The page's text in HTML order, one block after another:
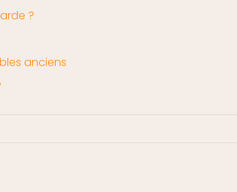
?
anciens